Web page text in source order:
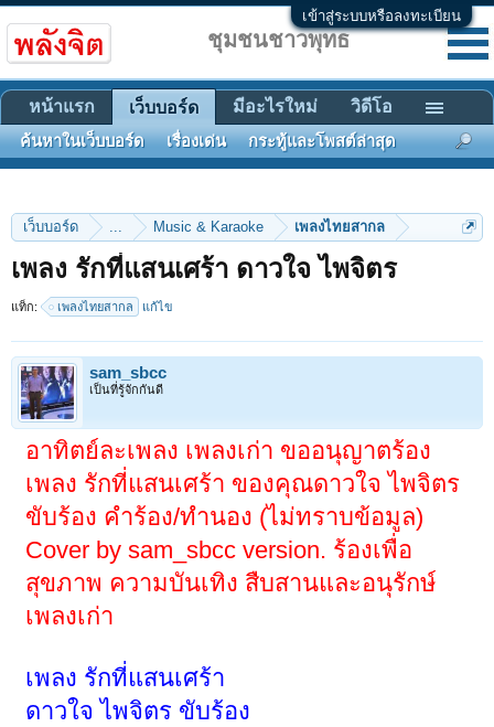
เข้าสู่ระบบหรือลงทะเบียน
เว็บบอร์ด ... Music & Karaoke เพลงไทยสากล
เพลง รักที่แสนเศร้า ดาวใจ ไพจิตร
แท็ก: เพลงไทยสากล แก้ไข
sam_sbcc
เป็นที่รู้จักกันดี
อาทิตย์ละเพลง เพลงเก่า ขออนุญาตร้อง
เพลง รักที่แสนเศร้า ของคุณดาวใจ ไพจิตร
ขับร้อง คำร้อง/ทำนอง (ไม่ทราบข้อมูล)
Cover by sam_sbcc version. ร้องเพื่อ
สุขภาพ ความบันเทิง สืบสานและอนุรักษ์
เพลงเก่า
เพลง รักที่แสนเศร้า
ดาวใจ ไพจิตร ขับร้อง
ชุมชนชาวพุทธ
หน้าแรก เว็บบอร์ด
ค้นหาในเว็บบอร์ด เรื่องเด่น กระทู้และโพสต์ล่าสุด
มีอะไรใหม่ วิดีโอ